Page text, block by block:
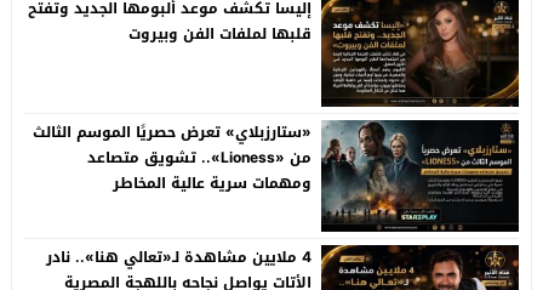
إليسا تكشف موعد ألبومها الجديد وتفتح
قلبها لملفات الفن وبيروت
«ستارزبلاي» تعرض حصريًا الموسم الثالث
من «Lioness».. تشويق متصاعد
ومهمات سرية عالية المخاطر
4 ملايين مشاهدة لـ«تعالي هنا».. نادر
الأتات يواصل نجاحه باللهجة المصرية